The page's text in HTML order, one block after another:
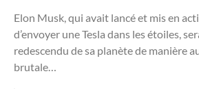
Elon Musk, qui avait lancé et mis en
d’envoyer une Tesla dans les étoiles,
redescendu de sa planète de manière
brutale…